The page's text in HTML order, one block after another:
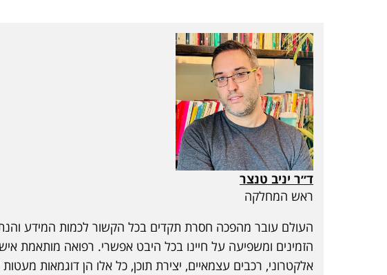
ד״ר יניב טנצר
ראש המחלקה
העולם עובר מהפכה חסרת תקדים בכל הקשור לכמות המידע
הזמינים ומשפיעה על חיינו בכל היבט אפשרי. רפואה מותאמת
אלקטרוני, רכבים עצמאיים, יצירת תוכן, כל אלו הן דוגמאות מעטות